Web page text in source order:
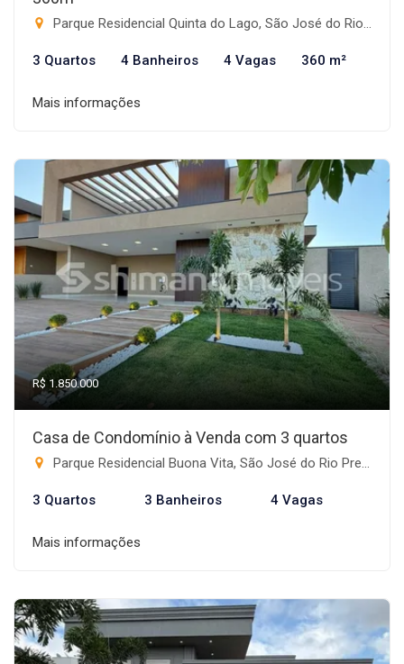
Parque Residencial Quinta do Lago, São José do Rio Preto-SP
3 Quartos 4 Banheiros 4 Vagas 360 m²
Mais informações
R$ 1.850.000
Casa de Condomínio à Venda com 3 quartos
Parque Residencial Buona Vita, São José do Rio Preto-SP
3 Quartos 3 Banheiros 4 Vagas
Mais informações